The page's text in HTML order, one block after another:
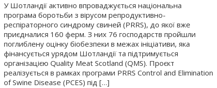
У Шотландії активно впроваджується національна
програма боротьби з вірусом репродуктивно-
респіраторного синдрому свиней (PRRS), до якої вже
приєдналися 160 ферм. З них 76 господарств пройшли
поглиблену оцінку біобезпеки в межах ініціативи, яка
фінансується урядом Шотландії та підтримується
організацією Quality Meat Scotland (QMS). Проєкт
реалізується в рамках програми PRRS Control and Elimination
of Swine Disease (PCES) під […]